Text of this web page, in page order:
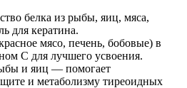
белка из рыбы, яиц, мяса,
для кератина.
мясо, печень, бобовые) в
C для лучшего усвоения.
и яиц — помогает
и метаболизму тиреоидных